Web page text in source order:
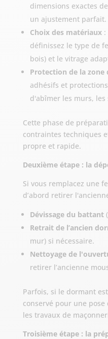
dimensions exactes
un ajustement parfait.
Choix des matériaux:
définissez le type de
bois) et le vitrage
Protection de la zone
adhésifs et
d'abîmer les murs, les
Cette phase de
contraintes techniques
propre et rapide.
Deuxième étape : la
Si vous remplacez une
d’abord retirer
Dévissage du battant
Retrait de l’ancien
mur) si nécessaire.
Nettoyage de
retirer l’ancienne
Parfois, si le dormant
conservé pour une
les travaux de
Troisième étape : la